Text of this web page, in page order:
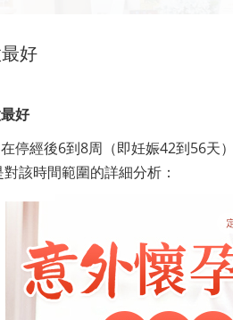
好
好
停經後6到8周（即妊娠42到56天
該時間範圍的詳細分析：